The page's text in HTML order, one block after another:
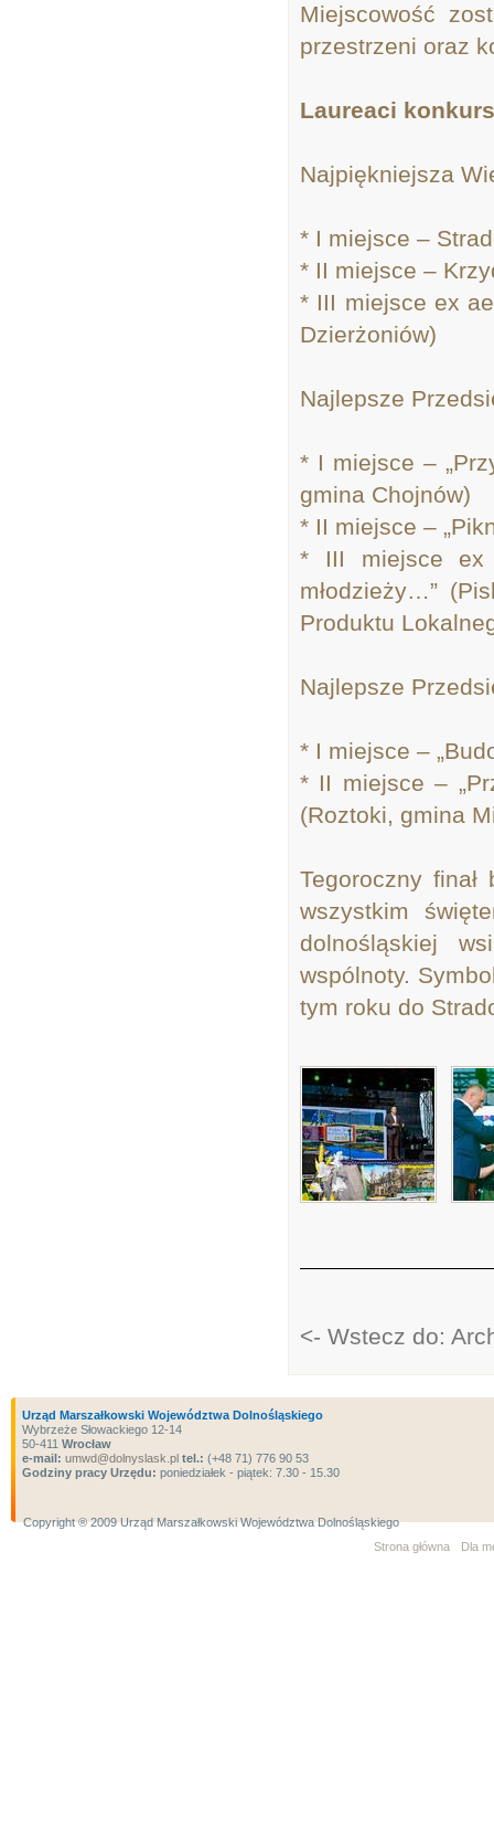
Miejscowość
przestrzeni oraz
Laureaci
Najpiękniejsza
* I miejsce –
* II miejsce –
* III miejsce ex
Dzierżoniów)
Najlepsze
* I miejsce –
gmina Chojnów)
* II miejsce –
* III miejsce ex
młodzieży…”
Produktu
Najlepsze
* I miejsce –
* II miejsce –
(Roztoki, gmina
Tegoroczny
wszystkim
dolnośląskiej
wspólnoty.
tym roku do
<- Wstecz do:
Urząd Marszałkowski Województwa Dolnośląskiego
Wybrzeże Słowackiego 12-14
50-411 Wrocław
e-mail: umwd@dolnyslask.pl tel.: (+48 71) 776 90 53
Godziny pracy Urzędu: poniedziałek - piątek: 7.30 - 15.30
Copyright ® 2009 Urząd Marszałkowski Województwa Dolnośląskiego
Strona główna
Dla